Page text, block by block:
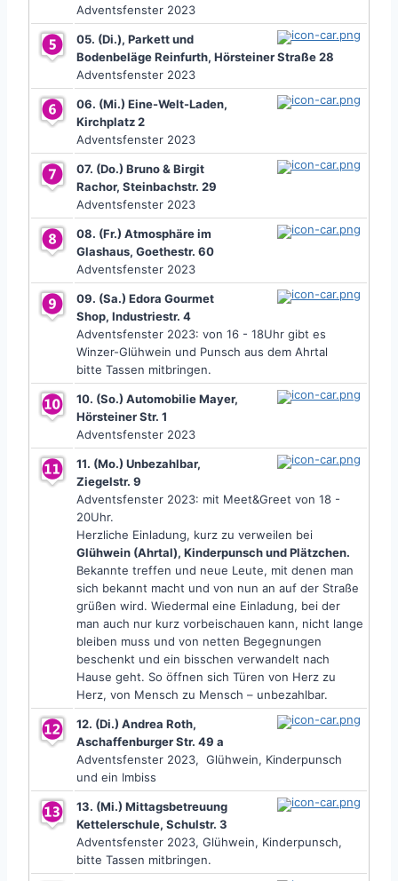
Adventsfenster 2023
05. (Di.), Parkett und
Bodenbeläge Reinfurth, Hörsteiner Straße 28
Adventsfenster 2023
06. (Mi.) Eine-Welt-Laden,
Kirchplatz 2
Adventsfenster 2023
07. (Do.) Bruno & Birgit
Rachor, Steinbachstr. 29
Adventsfenster 2023
08. (Fr.) Atmosphäre im
Glashaus, Goethestr. 60
Adventsfenster 2023
09. (Sa.) Edora Gourmet
Shop, Industriestr. 4
Adventsfenster 2023: von 16 - 18Uhr gibt es
Winzer-Glühwein und Punsch aus dem Ahrtal
bitte Tassen mitbringen.
10. (So.) Automobilie Mayer,
Hörsteiner Str. 1
Adventsfenster 2023
11. (Mo.) Unbezahlbar,
Ziegelstr. 9
Adventsfenster 2023: mit Meet&Greet von 18 -
20Uhr.
Herzliche Einladung, kurz zu verweilen bei
Glühwein (Ahrtal), Kinderpunsch und Plätzchen.
Bekannte treffen und neue Leute, mit denen man
sich bekannt macht und von nun an auf der Straße
grüßen wird. Wiedermal eine Einladung, bei der
man auch nur kurz vorbeischauen kann, nicht lange
bleiben muss und von netten Begegnungen
beschenkt und ein bisschen verwandelt nach
Hause geht. So öffnen sich Türen von Herz zu
Herz, von Mensch zu Mensch – unbezahlbar.
12. (Di.) Andrea Roth,
Aschaffenburger Str. 49 a
Adventsfenster 2023, Glühwein, Kinderpunsch
und ein Imbiss
13. (Mi.) Mittagsbetreuung
Kettelerschule, Schulstr. 3
Adventsfenster 2023, Glühwein, Kinderpunsch,
bitte Tassen mitbringen.